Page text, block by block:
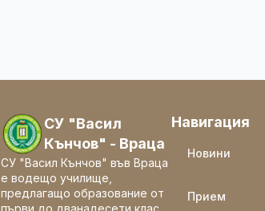
СУ "Васил
Кънчов" - Враца
СУ "Васил Кънчов" във Враца
е водещо училище,
предлагащо образование от
първи до дванадесети клас.
Навигация
Новини
Прием